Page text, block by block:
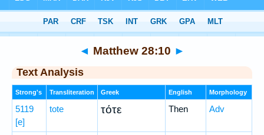
> Matthew 28:10
◄ Matthew 28:10 ►
Text Analysis
Strong's Transliteration Greek English Morphology
5119
[e]
tote τότε Then Adv